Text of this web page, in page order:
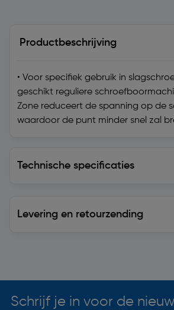
Productbeschrijving
• Voor specifiek gebruik in
geschikt reguliere
Zone reduceert de spanning op de
waardoor de punt minder snel zal
Technische specificaties
Levering en retourzending
Schrijf je in voor de